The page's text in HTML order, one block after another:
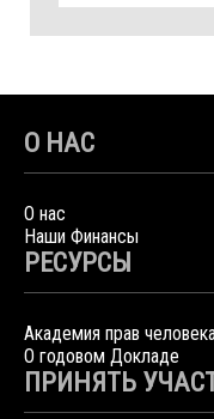
О НАС
О нас
Наши Финансы
РЕСУРСЫ
Академия прав
О годовом Докладе
ПРИНЯТЬ